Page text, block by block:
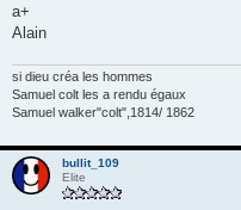
a+
Alain
si dieu créa les hommes
Samuel colt les a rendu égaux
Samuel walker"colt",1814/ 1862
bullit_109
Elite